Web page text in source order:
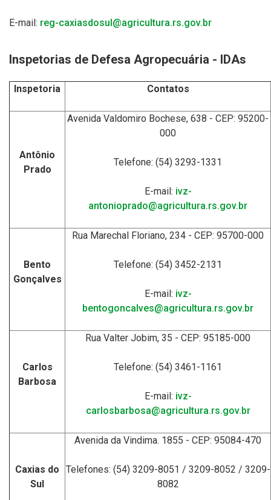
E-mail: reg-caxiasdosul@agricultura.rs.gov.br
Inspetorias de Defesa Agropecuária - IDAs
Inspetoria Contatos
Antônio
Prado
Avenida Valdomiro Bochese, 638 - CEP: 95200-
000
Telefone: (54) 3293-1331
E-mail: ivz-
antonioprado@agricultura.rs.gov.br
Bento
Gonçalves
Rua Marechal Floriano, 234 - CEP: 95700-000
Telefone: (54) 3452-2131
E-mail: ivz-
bentogoncalves@agricultura.rs.gov.br
Carlos
Barbosa
Rua Valter Jobim, 35 - CEP: 95185-000
Telefone: (54) 3461-1161
E-mail: ivz-
carlosbarbosa@agricultura.rs.gov.br
Caxias do
Sul
Avenida da Vindima. 1855 - CEP: 95084-470
Telefones: (54) 3209-8051 / 3209-8052 / 3209-
8082